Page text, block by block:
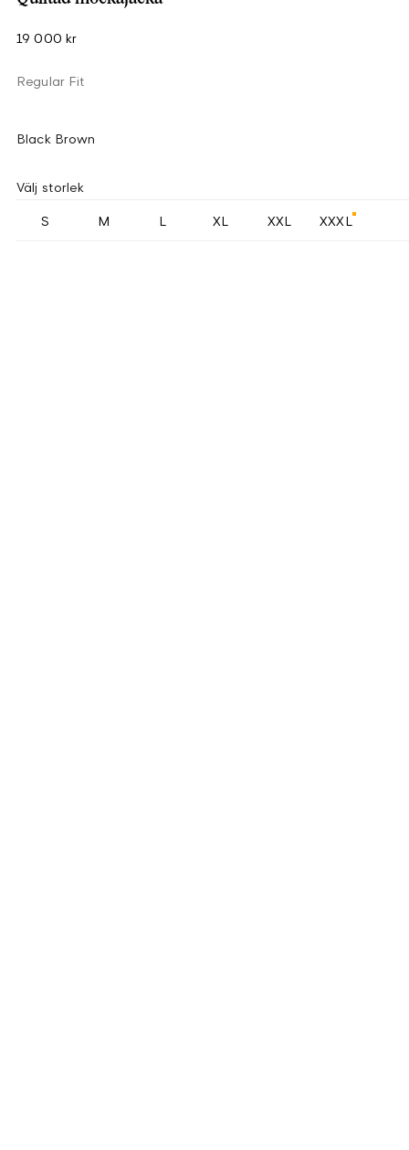
19 000 kr
Regular Fit
Black Brown
Välj storlek
S M L XL XXL XXXL